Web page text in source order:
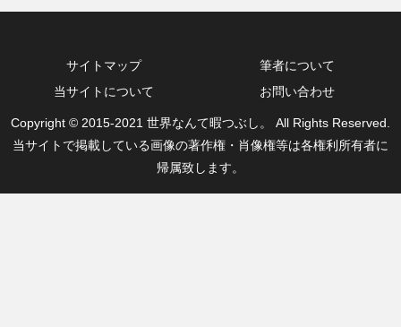
サイトマップ
筆者について
当サイトについて
お問い合わせ
Copyright © 2015-2021 世界なんて暇つぶし。 All Rights Reserved.
当サイトで掲載している画像の著作権・肖像権等は各権利所有者に
帰属致します。